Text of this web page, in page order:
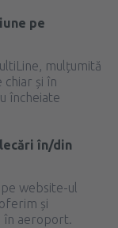
pe
mulțumită
chiar și în
încheiate
în/din
website-ul
și
în aeroport.